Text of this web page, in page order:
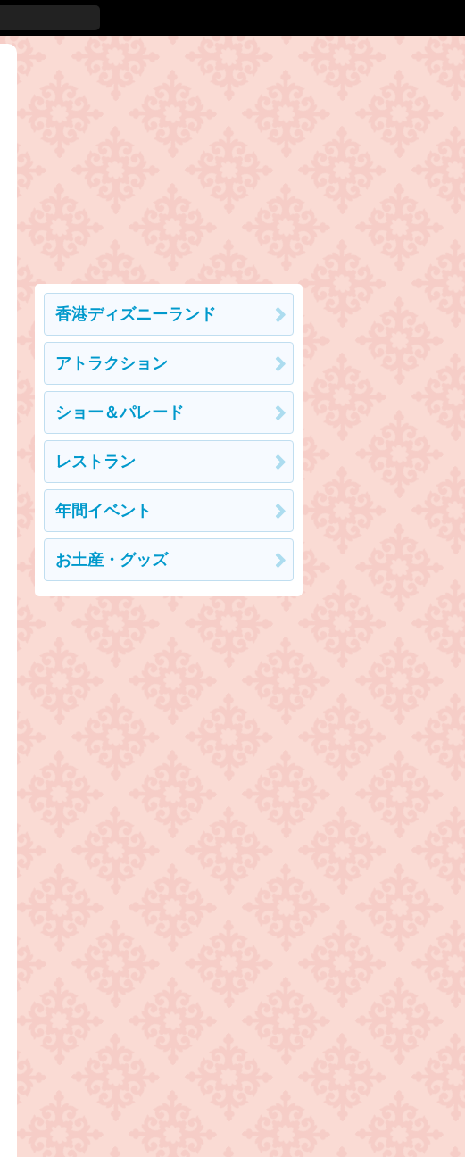
香港ディズニーランド
アトラクション
ショー＆パレード
レストラン
年間イベント
お土産・グッズ